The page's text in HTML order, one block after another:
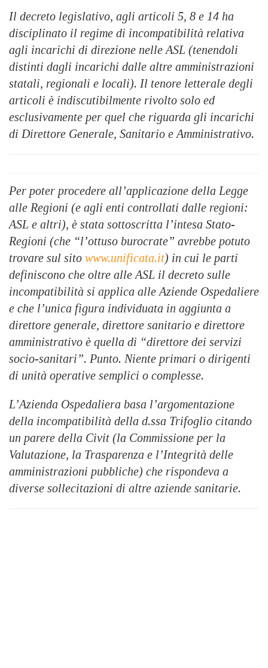
Il decreto legislativo, agli articoli 5, 8 e 14 ha
disciplinato il regime di incompatibilità relativa
agli incarichi di direzione nelle ASL (tenendoli
distinti dagli incarichi dalle altre amministrazioni
statali, regionali e locali). Il tenore letterale degli
articoli è indiscutibilmente rivolto solo ed
esclusivamente per quel che riguarda gli incarichi
di Direttore Generale, Sanitario e Amministrativo.
Per poter procedere all’applicazione della Legge
alle Regioni (e agli enti controllati dalle regioni:
ASL e altri), è stata sottoscritta l’intesa Stato-
Regioni (che “l’ottuso burocrate” avrebbe potuto
trovare sul sito www.unificata.it) in cui le parti
definiscono che oltre alle ASL il decreto sulle
incompatibilità si applica alle Aziende Ospedaliere
e che l’unica figura individuata in aggiunta a
direttore generale, direttore sanitario e direttore
amministrativo è quella di “direttore dei servizi
socio-sanitari”. Punto. Niente primari o dirigenti
di unità operative semplici o complesse.
L’Azienda Ospedaliera basa l’argomentazione
della incompatibilità della d.ssa Trifoglio citando
un parere della Civit (la Commissione per la
Valutazione, la Trasparenza e l’Integrità delle
amministrazioni pubbliche) che rispondeva a
diverse sollecitazioni di altre aziende sanitarie.